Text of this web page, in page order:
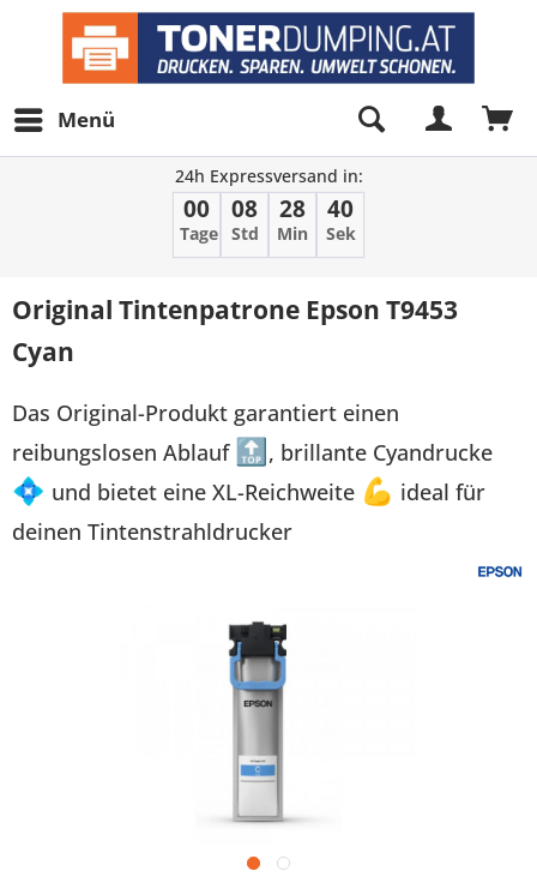
Menü
24h Expressversand in:
00
Tage
08
Std
28
Min
40
Sek
Original Tintenpatrone Epson T9453
Cyan
Das Original-Produkt garantiert einen
reibungslosen Ablauf 🔝 , brillante Cyandrucke
💠 und bietet eine XL-Reichweite 💪 ideal für
deinen Tintenstrahldrucker